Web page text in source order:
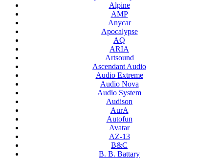
Alpine
AMP
Anycar
Apocalypse
AQ
ARIA
Artsound
Ascendant Audio
Audio Extreme
Audio Nova
Audio System
Audison
AurA
Autofun
Avatar
AZ-13
B&C
B. B. Battary